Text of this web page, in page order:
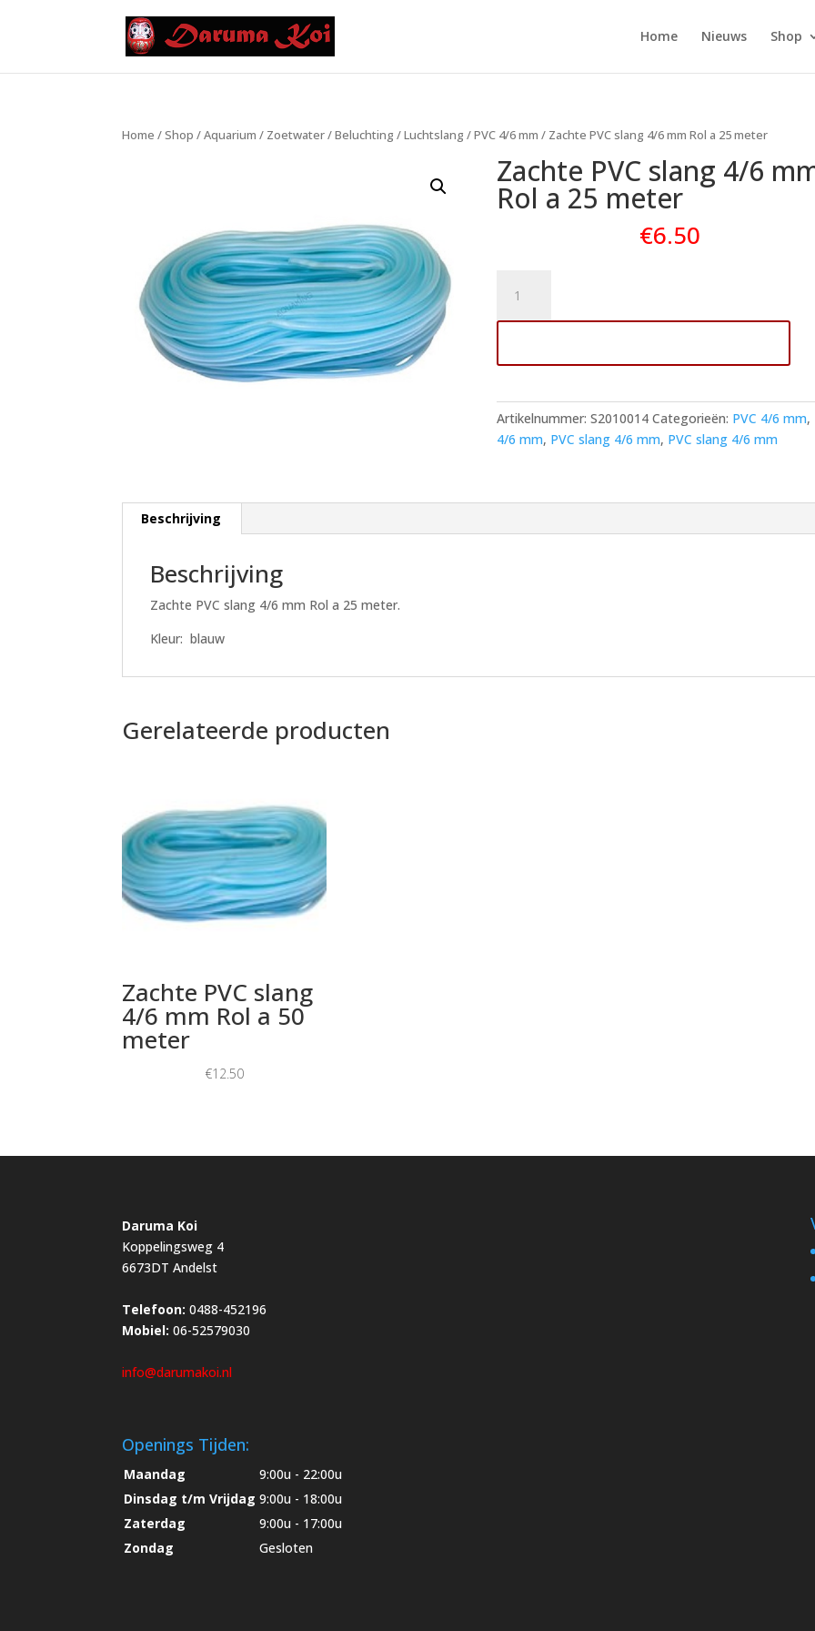
Home Nieuws Shop
Home /Shop /Aquarium / Zoetwater/Beluchting /Luchtslang /PVC 4/6 mm / Zachte PVC slang 4/6 mm Rol a 25 meter
Zachte PVC slang 4/6
Rol a 25 meter
€6.50
PVC
slang
mm
a
25
meter
Artikelnummer:S2010014 Categorieën: PVC 4/6 mm,
4/6 mm, PVC slang 4/6 mm, PVC slang 4/6 mm
Beschrijving
Beschrijving
Zachte PVC slang 4/6 mm Rol a 25 meter.
Kleur: blauw
Gerelateerde producten
Zachte PVC slang
4/6 mm Rol a 50
meter
€12.50
Daruma Koi
Koppelingsweg 4
6673DT Andelst
Telefoon: 0488-452196
Mobiel: 06-52579030
info@darumakoi.nl
Openings Tijden:
Maandag
9:00u - 22:00u
Dinsdag t/m Vrijdag 9:00u - 18:00u
Zaterdag
9:00u - 17:00u
Zondag
Gesloten